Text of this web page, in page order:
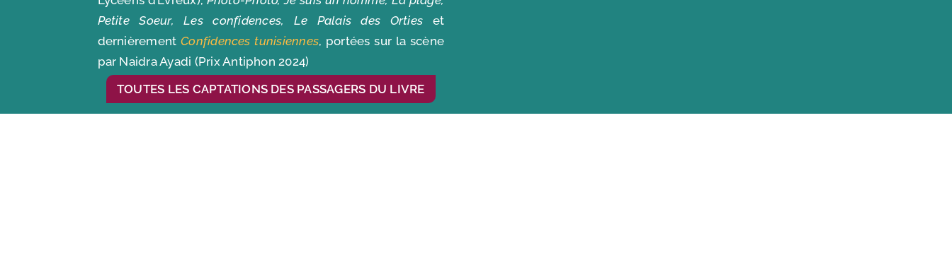
Petite Soeur, Les confidences, Le Palais des Orties et
dernièrementConfidences tunisiennes, portées sur la scène
par Naidra Ayadi (Prix Antiphon 2024)
TOUTES LES CAPTATIONS DES PASSAGERS DU LIVRE